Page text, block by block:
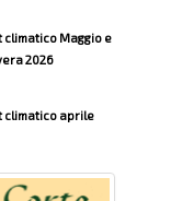
climatico Maggio e
2026
climatico aprile